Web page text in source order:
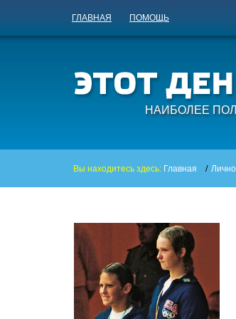
ГЛАВНАЯ ПОМОЩЬ
НАИБОЛЕЕ
Вы находитесь здесь: Главная /